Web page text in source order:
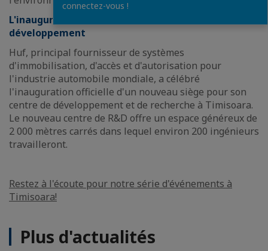
L'inauguration d'un nouveau centre de recherche et
développement
Huf, principal fournisseur de systèmes
d'immobilisation, d'accès et d'autorisation pour
l'industrie automobile mondiale, a célébré
l'inauguration officielle d'un nouveau siège pour son
centre de développement et de recherche à Timisoara.
Le nouveau centre de R&D offre un espace généreux de
2 000 mètres carrés dans lequel environ 200 ingénieurs
travailleront.
Restez à l'écoute pour notre série d'événements à
Timisoara!
Plus d'actualités
connectez-vous !